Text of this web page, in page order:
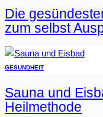
Die
zum selbst
GESUNDHEIT
Sauna und
Heilmethode